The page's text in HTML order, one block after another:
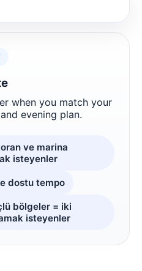
when you match your
evening plan.
ve marina
isteyenler
dostu tempo
bölgeler = iki
isteyenler